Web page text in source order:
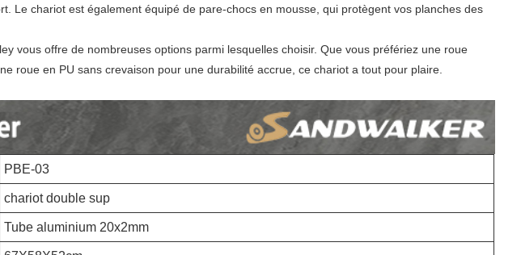
Le chariot est également équipé de pare-chocs en mousse, qui protègent vos planches des
vous offre de nombreuses options parmi lesquelles choisir. Que vous préfériez une roue
roue en PU sans crevaison pour une durabilité accrue, ce chariot a tout pour plaire.
PBE-03
chariot double sup
Tube aluminium 20x2mm